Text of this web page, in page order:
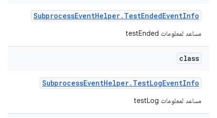
SubprocessEventHelper. TestEndedEventInfo
مساعد لمعلومات testEnded
class
SubprocessEventHelper. TestLogEventInfo
مساعد لمعلومات testLog